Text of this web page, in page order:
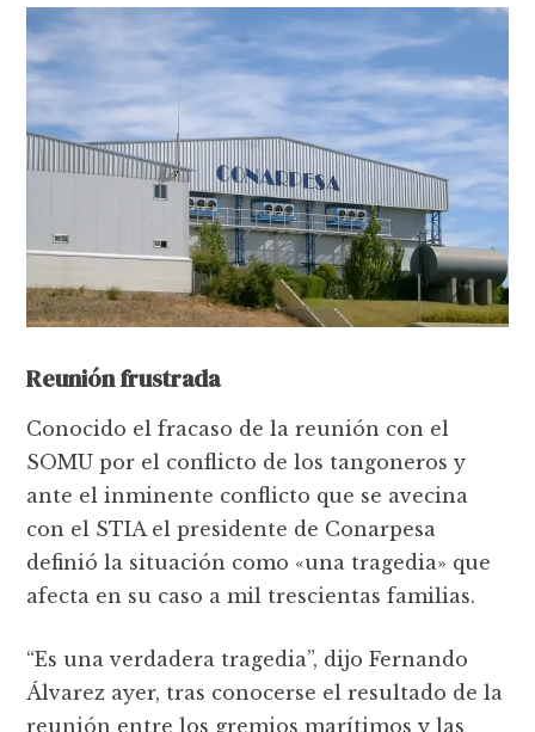
Reunión frustrada
Conocido el fracaso de la reunión con el
SOMU por el conflicto de los tangoneros y
ante el inminente conflicto que se avecina
con el STIA el presidente de Conarpesa
definió la situación como «una tragedia» que
afecta en su caso a mil trescientas familias.
“Es una verdadera tragedia”, dijo Fernando
Álvarez ayer, tras conocerse el resultado de la
reunión entre los gremios marítimos y las